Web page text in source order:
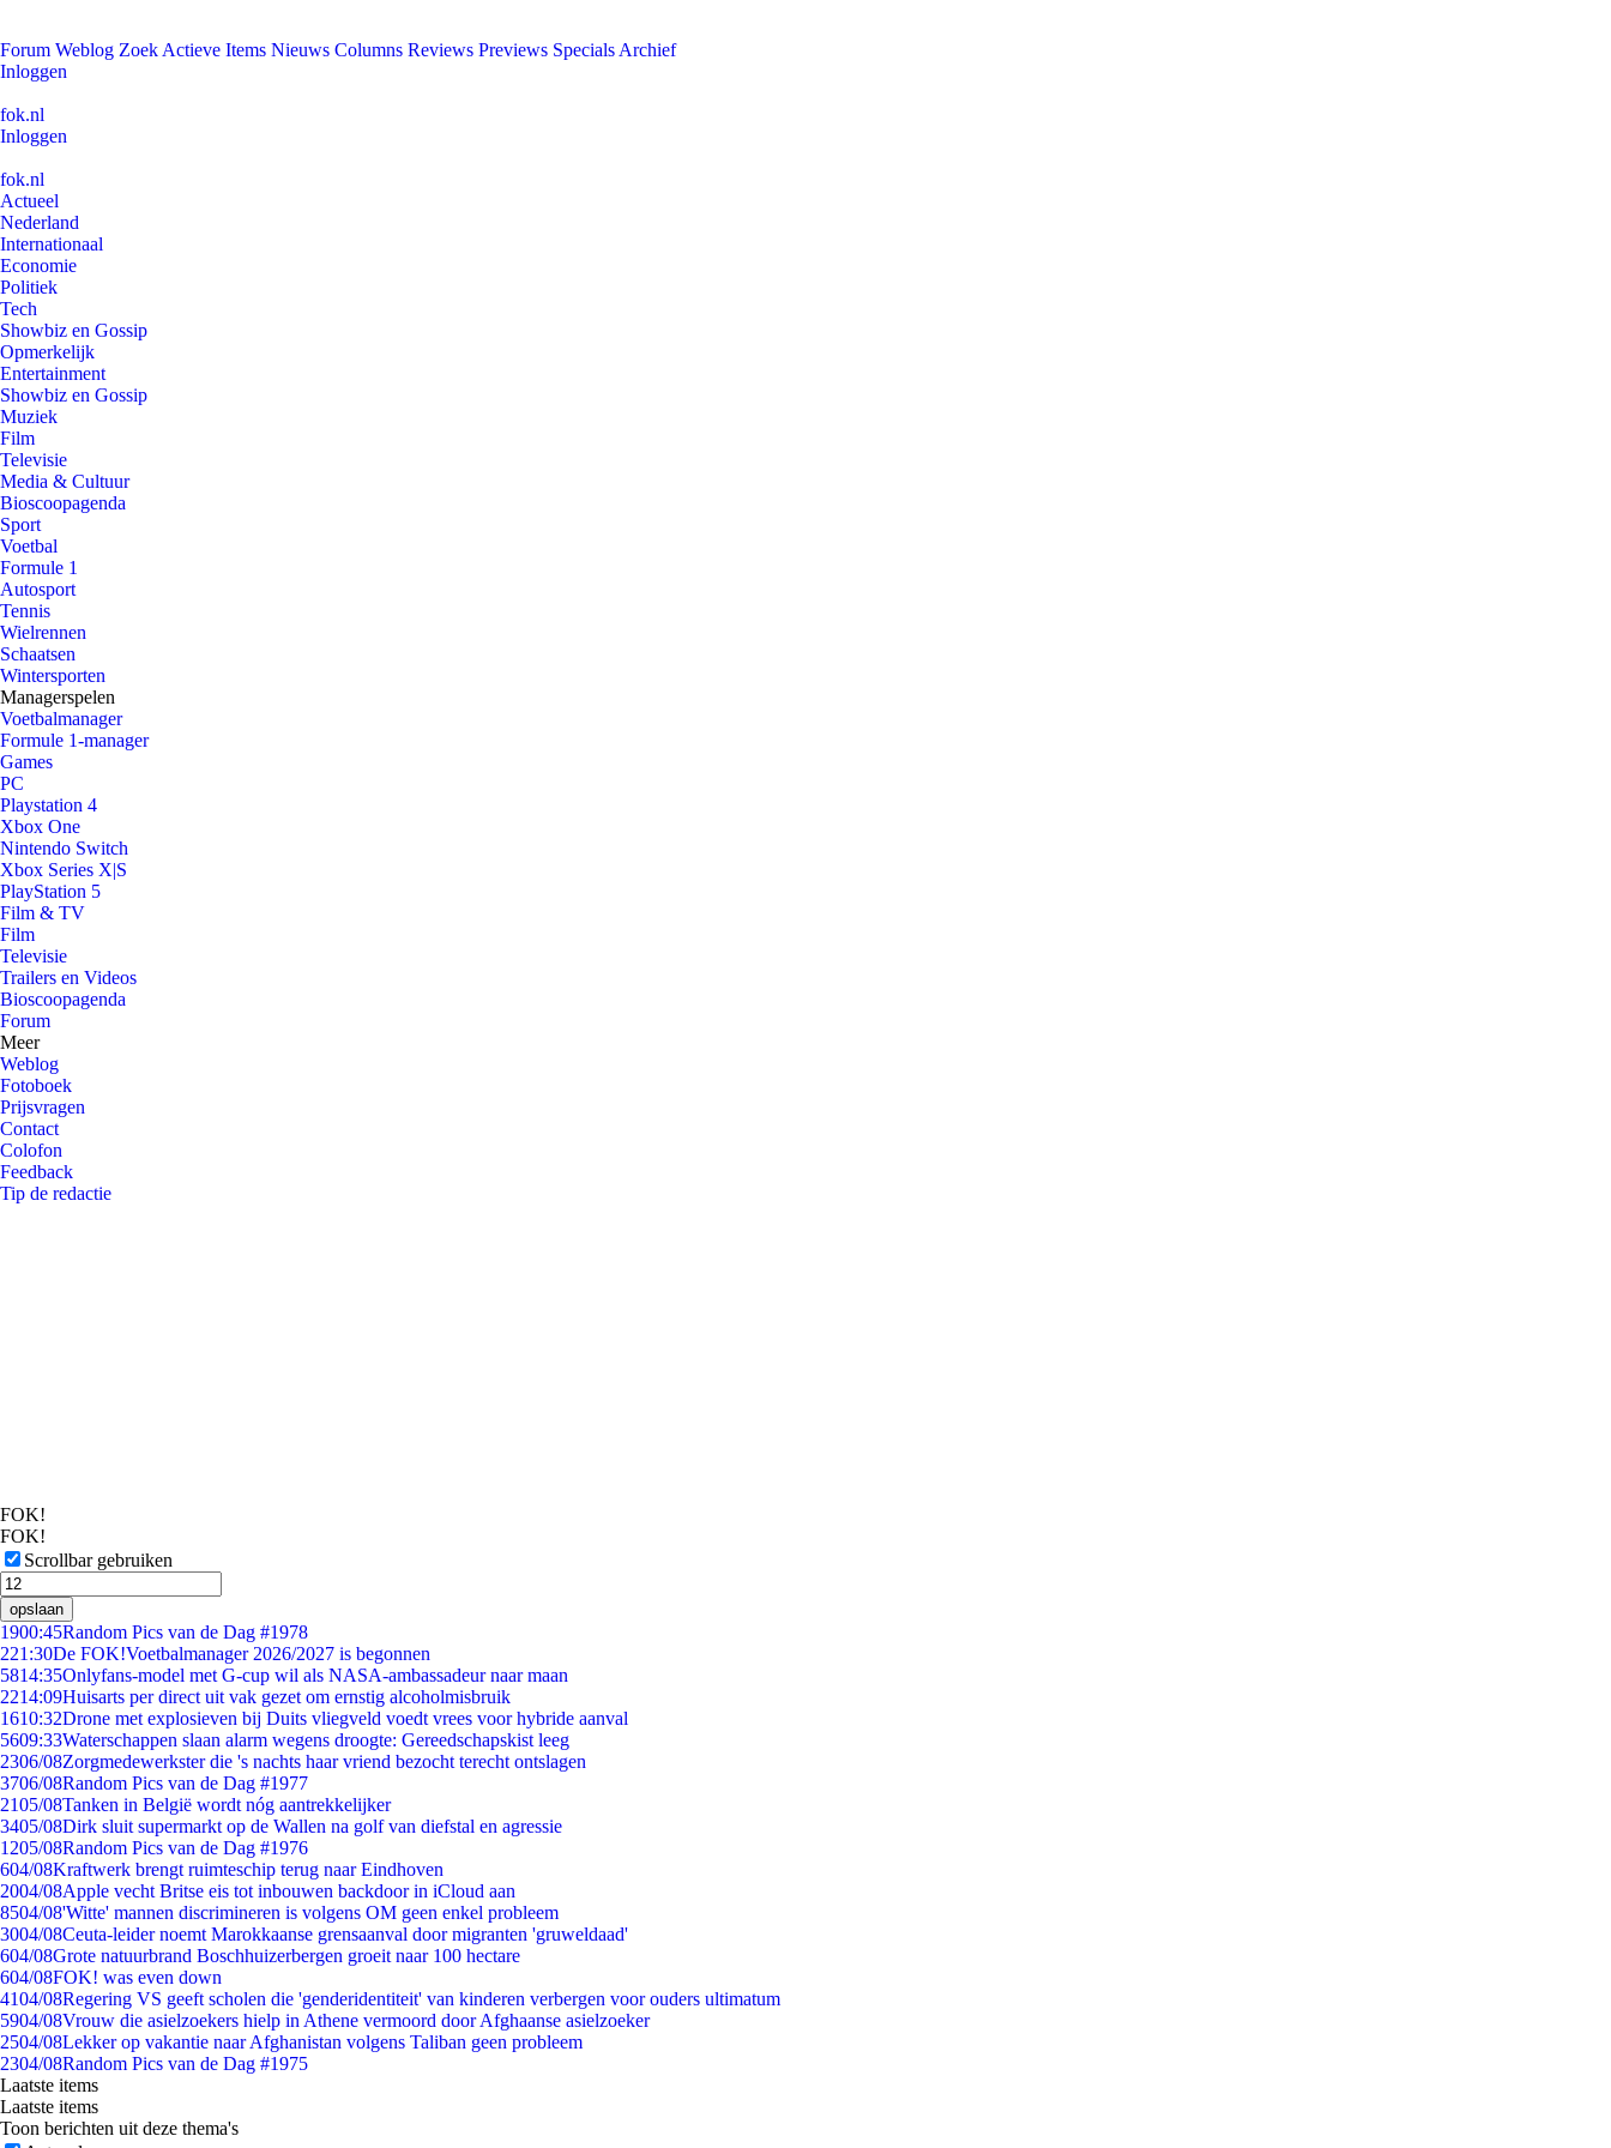
Forum Weblog Zoek Actieve Items Nieuws Columns Reviews Previews Specials Archief
Inloggen
fok.nl
Inloggen
fok.nl
Actueel
Nederland
Internationaal
Economie
Politiek
Tech
Showbiz en Gossip
Opmerkelijk
Entertainment
Showbiz en Gossip
Muziek
Film
Televisie
Media & Cultuur
Bioscoopagenda
Sport
Voetbal
Formule 1
Autosport
Tennis
Wielrennen
Schaatsen
Wintersporten
Managerspelen
Voetbalmanager
Formule 1-manager
Games
PC
Playstation 4
Xbox One
Nintendo Switch
Xbox Series X|S
PlayStation 5
Film & TV
Film
Televisie
Trailers en Videos
Bioscoopagenda
Forum
Meer
Weblog
Fotoboek
Prijsvragen
Contact
Colofon
Feedback
Tip de redactie
FOK!
FOK!
Scrollbar gebruiken
opslaan
1900:45Random Pics van de Dag #1978
221:30De FOK!Voetbalmanager 2026/2027 is begonnen
5814:35Onlyfans-model met G-cup wil als NASA-ambassadeur naar maan
2214:09Huisarts per direct uit vak gezet om ernstig alcoholmisbruik
1610:32Drone met explosieven bij Duits vliegveld voedt vrees voor hybride aanval
5609:33Waterschappen slaan alarm wegens droogte: Gereedschapskist leeg
2306/08Zorgmedewerkster die 's nachts haar vriend bezocht terecht ontslagen
3706/08Random Pics van de Dag #1977
2105/08Tanken in België wordt nóg aantrekkelijker
3405/08Dirk sluit supermarkt op de Wallen na golf van diefstal en agressie
1205/08Random Pics van de Dag #1976
604/08Kraftwerk brengt ruimteschip terug naar Eindhoven
2004/08Apple vecht Britse eis tot inbouwen backdoor in iCloud aan
8504/08'Witte' mannen discrimineren is volgens OM geen enkel probleem
3004/08Ceuta-leider noemt Marokkaanse grensaanval door migranten 'gruweldaad'
604/08Grote natuurbrand Boschhuizerbergen groeit naar 100 hectare
604/08FOK! was even down
4104/08Regering VS geeft scholen die 'genderidentiteit' van kinderen verbergen voor ouders ultimatum
5904/08Vrouw die asielzoekers hielp in Athene vermoord door Afghaanse asielzoeker
2504/08Lekker op vakantie naar Afghanistan volgens Taliban geen probleem
2304/08Random Pics van de Dag #1975
Laatste items
Laatste items
Toon berichten uit deze thema's